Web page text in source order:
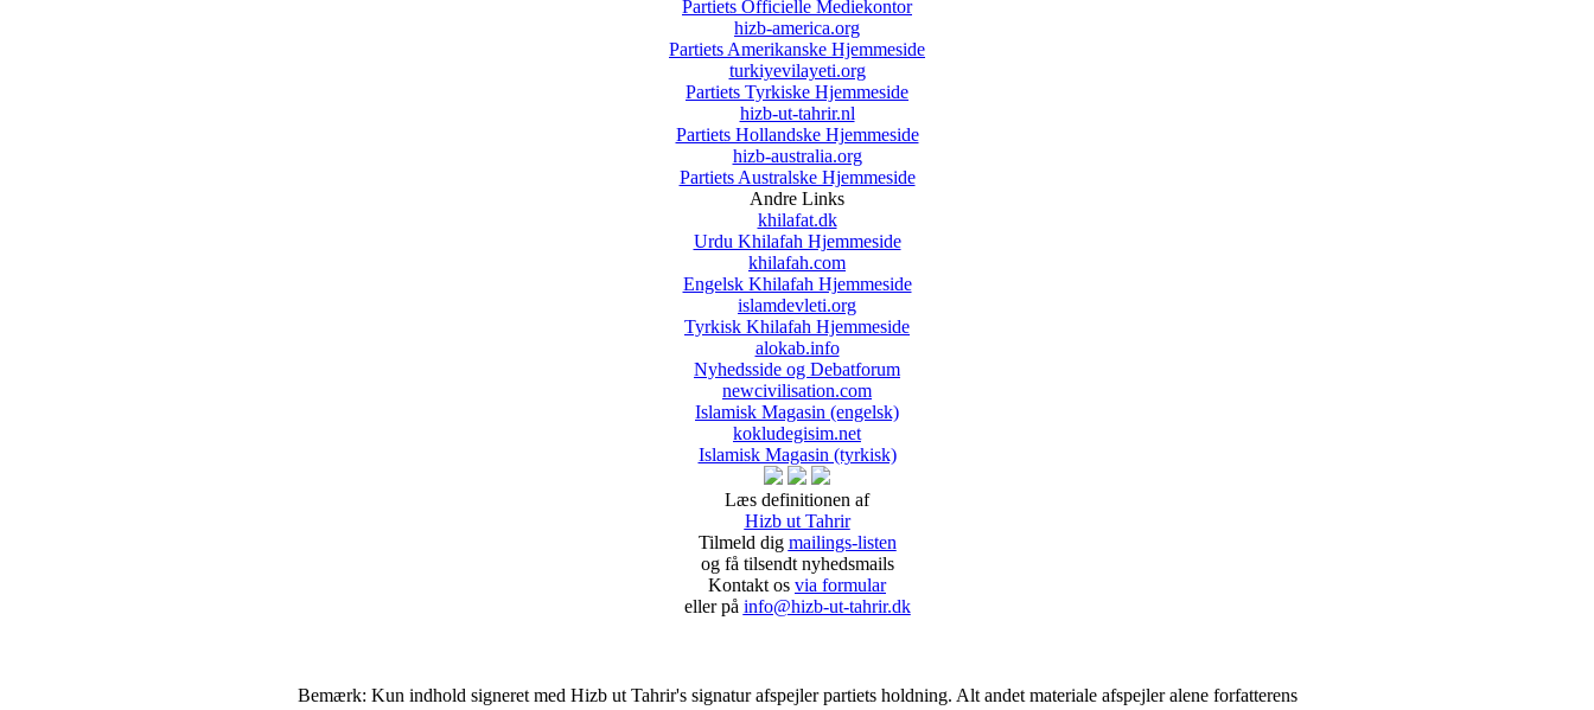
Partiets Officielle Mediekontor
hizb-america.org
Partiets Amerikanske Hjemmeside
turkiyevilayeti.org
Partiets Tyrkiske Hjemmeside
hizb-ut-tahrir.nl
Partiets Hollandske Hjemmeside
hizb-australia.org
Partiets Australske Hjemmeside
Andre Links
khilafat.dk
Urdu Khilafah Hjemmeside
khilafah.com
Engelsk Khilafah Hjemmeside
islamdevleti.org
Tyrkisk Khilafah Hjemmeside
alokab.info
Nyhedsside og Debatforum
newcivilisation.com
Islamisk Magasin (engelsk)
kokludegisim.net
Islamisk Magasin (tyrkisk)
Læs definitionen af
Hizb ut Tahrir
Tilmeld dig mailings-listen
og få tilsendt nyhedsmails
Kontakt os via formular
eller på info@hizb-ut-tahrir.dk
Bemærk: Kun indhold signeret med Hizb ut Tahrir's signatur afspejler partiets holdning. Alt andet materiale afspejler alene forfatterens